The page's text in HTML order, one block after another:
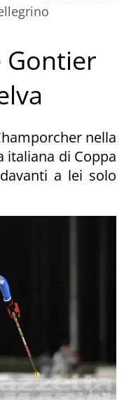
Gontier
nella
italiana di Coppa
a lei solo